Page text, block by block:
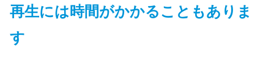
再生には時間がかかることもありま
す